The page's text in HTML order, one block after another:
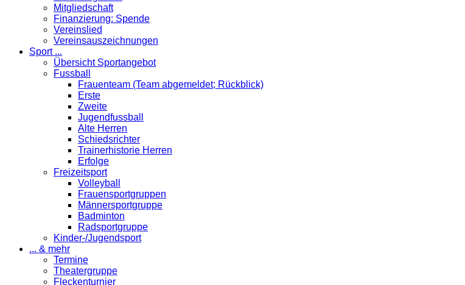
Mitgliedschaft
Finanzierung: Spende
Vereinslied
Vereinsauszeichnungen
Sport ...
Übersicht Sportangebot
Fussball
Frauenteam (Team abgemeldet; Rückblick)
Erste
Zweite
Jugendfussball
Alte Herren
Schiedsrichter
Trainerhistorie Herren
Erfolge
Freizeitsport
Volleyball
Frauensportgruppen
Männersportgruppe
Badminton
Radsportgruppe
Kinder-/Jugendsport
... & mehr
Termine
Theatergruppe
Fleckenturnier